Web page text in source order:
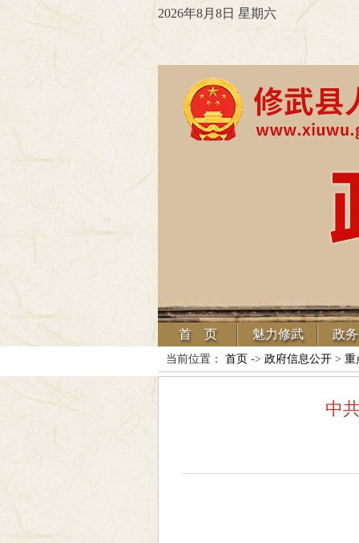
2026年8月8日 星期六
首 页 魅力修武 政
当前位置： 首页 -> 政府信息公开> 重
中